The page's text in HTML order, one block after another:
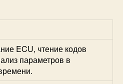
ECU, чтение кодов
параметров в